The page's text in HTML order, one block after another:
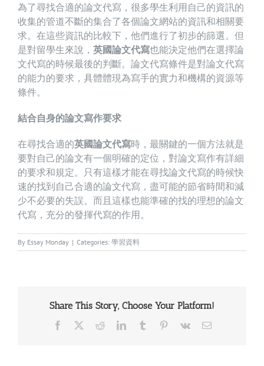
為了尋找合適的論文代寫，很多學生利用自己的資訊的
收集的管道不斷的集合了各個論文網站的資訊和相關要
求。在這些資訊的比較下，他們進行了初步的篩選。但
是對留學生來說， 英國論文代寫也能決定他們在選擇論
文代寫的時候最後的判斷。論文代寫條件是對論文代寫
的能力的要求，具體體現為寫手的實力和機構的資源等
條件。
結合自身的論文寫作要求
在尋找合適的英國論文代寫時，最關鍵的一個方法就是
要對自己的論文有一個明確的定位，對論文寫作有詳細
的要求和規定。只有這樣才能在尋找論文代寫的時候快
速的找到自己合適的論文代寫，盡可能的節省時間和減
少不必要的失誤。而且這樣也能準確的找的理想的論文
代寫，充分的發揮代寫的作用。
By Essay Monday | Categories: 學習資料
Share This Story, Choose Your Platform!
Facebook RedditLinkedInTumblr Pinterest
Vk Email